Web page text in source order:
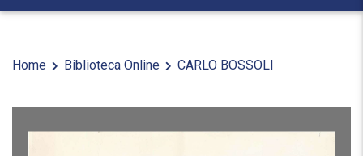
Home Biblioteca Online CARLO BOSSOLI